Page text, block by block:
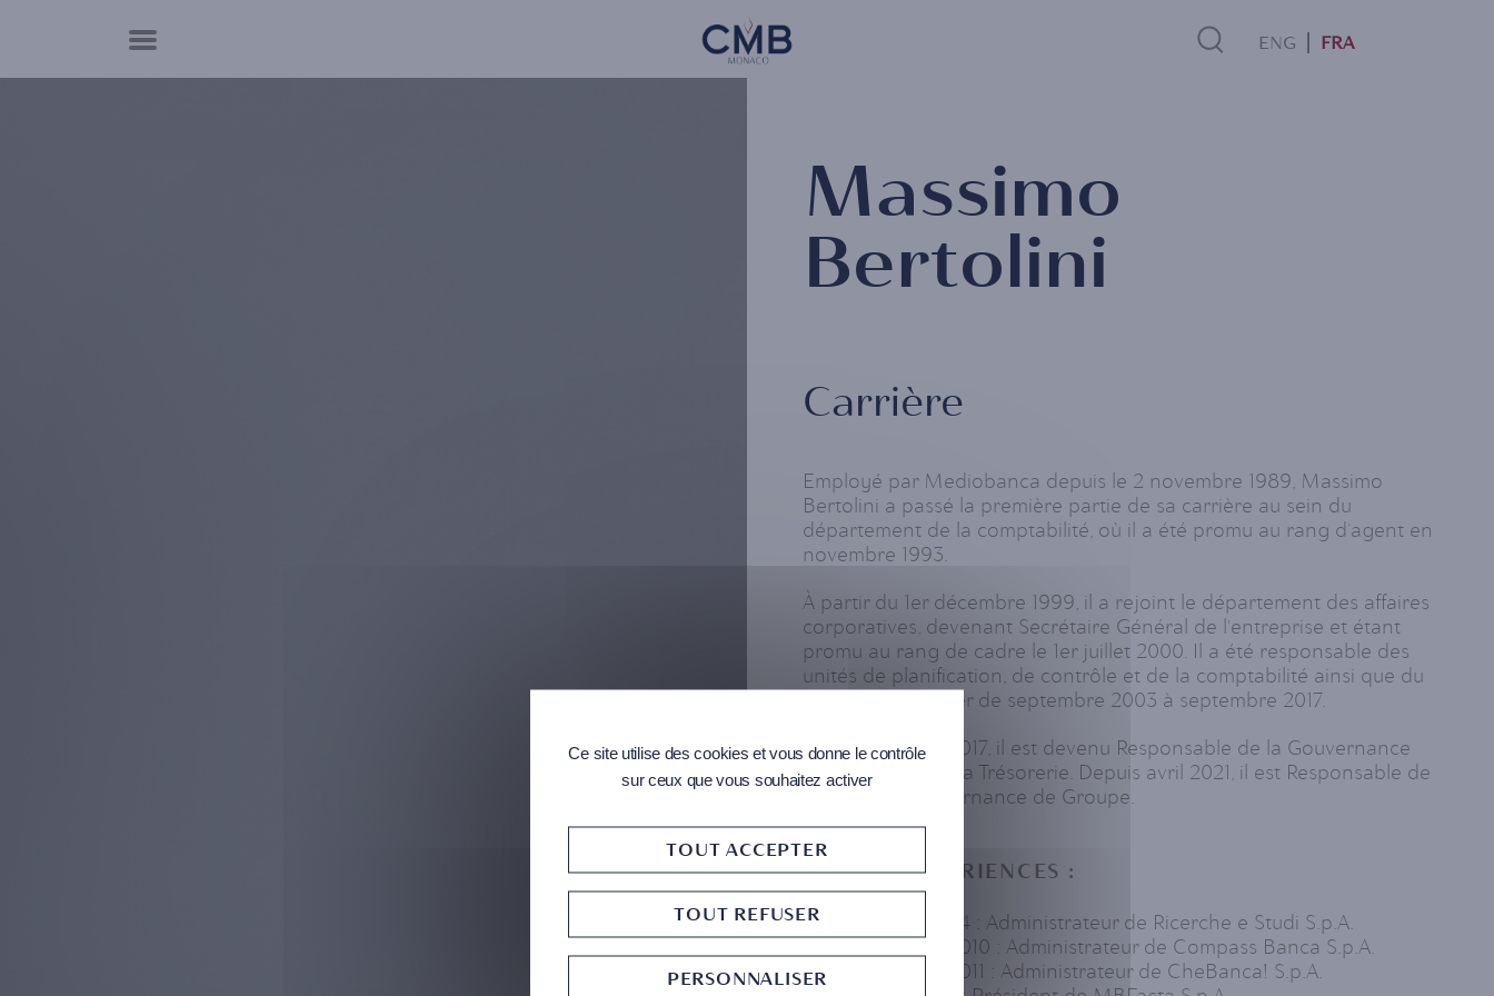
Skip
to
CMB Monaco FRA
Massimo
Bertolini
Carrière
Employé par Mediobanca depuis le 2 novembre 1989, Massimo
Bertolini a passé la première partie de sa carrière au sein du
département de la comptabilité, où il a été promu au rang d'agent en
novembre 1993.
À partir du 1er décembre 1999, il a rejoint le département des affaires
corporatives, devenant Secrétaire Général de l'entreprise et étant
promu au rang de cadre le 1er juillet 2000. Il a été responsable des
unités de planification, de contrôle et de la comptabilité ainsi que du
reporting financier de septembre 2003 à septembre 2017.
Depuis octobre 2017, il est devenu Responsable de la Gouvernance
de Groupe et de la Trésorerie. Depuis avril 2021, il est Responsable de
la zone de Gouvernance de Groupe.
AUTRES EXPÉRIENCES :
Depuis juillet 2004 : Administrateur de Ricerche e Studi S.p.A.
Depuis octobre 2010 : Administrateur de Compass Banca S.p.A.
Depuis octobre 2011 : Administrateur de CheBanca! S.p.A.
Ce site utilise des cookies et vous donne le contrôle
sur ceux que vous souhaitez activer
TOUT ACCEPTER
TOUT REFUSER
PERSONNALISER